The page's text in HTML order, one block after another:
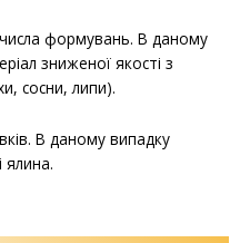
формувань. В даному
зниженої якості з
сосни, липи).
В даному випадку
ялина.